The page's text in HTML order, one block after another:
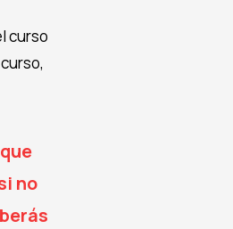
curso
no